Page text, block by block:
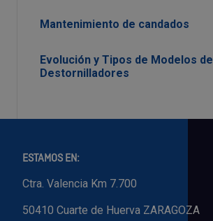
Mantenimiento de candados
Evolución y Tipos de Modelos de
Destornilladores
ESTAMOS EN:
Ctra. Valencia Km 7.700
50410 Cuarte de Huerva ZARAGOZA